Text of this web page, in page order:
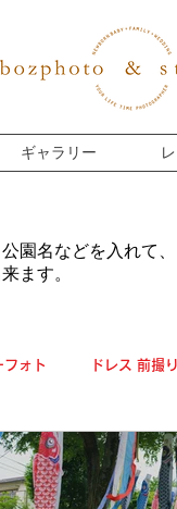
ギャラリー
園名などを入れて、
ます。
フォト ドレス 前撮り
ー プライベート